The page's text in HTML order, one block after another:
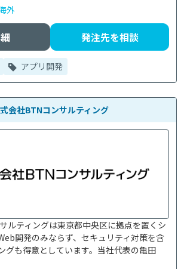
外
発注先を相談
アプリ開発
会社BTNコンサルティング
ルティングは東京都中央区に拠点を置くシ
開発のみならず、セキュリティ対策を含
グも得意としています。当社代表の亀田